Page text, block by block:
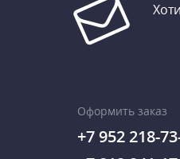
Оформить заказ
+7 952 218-